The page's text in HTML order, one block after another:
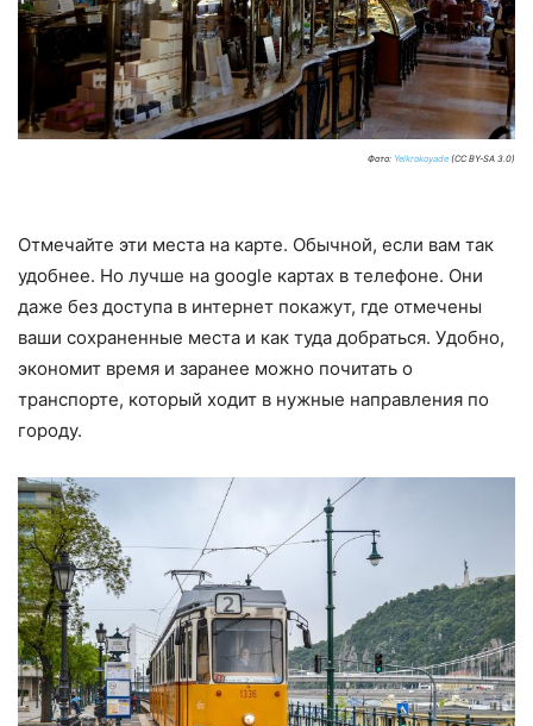
Фото: Yelkrokoyade (CC BY-SA 3.0)
Отмечайте эти места на карте. Обычной, если вам так
удобнее. Но лучше на google картах в телефоне. Они
даже без доступа в интернет покажут, где отмечены
ваши сохраненные места и как туда добраться. Удобно,
экономит время и заранее можно почитать о
транспорте, который ходит в нужные направления по
городу.